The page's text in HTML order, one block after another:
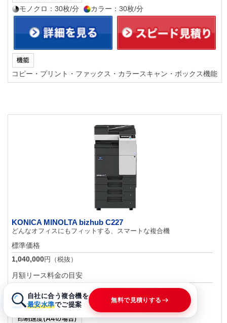
モノクロ：30枚/分 カラー：30枚/分
コピー・プリント・ファックス・カラースキャン・ボックス機能
KONICA MINOLTA bizhub C227
どんなオフィスにもフィットする、スマートな複合機
標準価格
1,040,000円（税抜）
月額リース料金の目安
お客様の状況をうかがってお見積りいたします。
自社に合う複合機を
最安水準でご提案
無料で見積りする